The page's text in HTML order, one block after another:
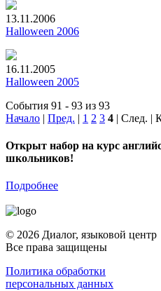
13.11.2006
Halloween 2006
16.11.2005
Halloween 2005
События 91 - 93 из 93
Начало | Пред. | 1 2 3 4 | След. |
Открыт набор на курс
школьников!
Подробнее
© 2026 Диалог, языковой центр
Все права защищены
Политика обработки
персональных данных